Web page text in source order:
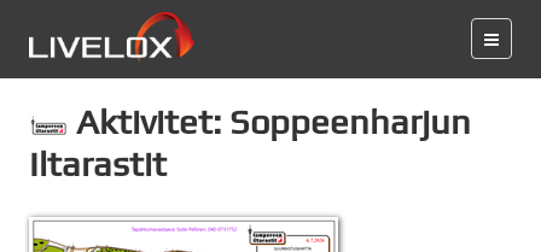
Aktivitet: Soppeenharjun
Iltarastit